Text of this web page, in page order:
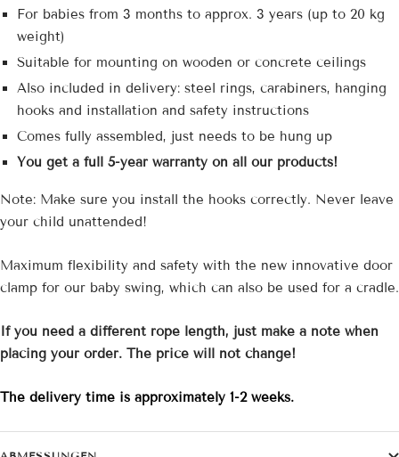
For babies from 3 months to approx. 3 years (up to 20 kg
weight)
Suitable for mounting on wooden or concrete ceilings
Also included in delivery: steel rings, carabiners, hanging
hooks and installation and safety instructions
Comes fully assembled, just needs to be hung up
You get a full 5-year warranty on all our products!
Note: Make sure you install the hooks correctly. Never leave
your child unattended!
Maximum flexibility and safety with the new innovative door
clamp for our baby swing, which can also be used for a cradle.
If you need a different rope length, just make a note when
placing your order. The price will not change!
The delivery time is approximately 1-2 weeks.